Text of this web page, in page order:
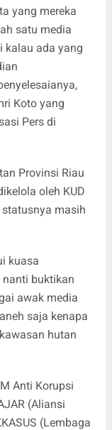
yang mereka
satu media
kalau ada yang
Koto yang
Pers di
Provinsi Riau
oleh KUD
masih
kuasa
buktikan
awak media
saja kenapa
hutan
Anti Korupsi
(Aliansi
(Lembaga